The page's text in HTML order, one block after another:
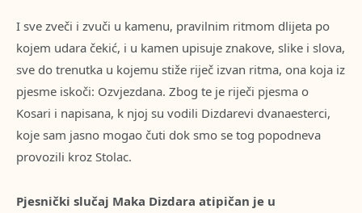
I sve zveči i zvuči u kamenu, pravilnim ritmom dlijeta po
kojem udara čekić, i u kamen upisuje znakove, slike i slova,
sve do trenutka u kojemu stiže riječ izvan ritma, ona koja iz
pjesme iskoči: Ozvjezdana. Zbog te je riječi pjesma o
Kosari i napisana, k njoj su vodili Dizdarevi dvanaesterci,
koje sam jasno mogao čuti dok smo se tog popodneva
provozili kroz Stolac.
Pjesnički slučaj Maka Dizdara atipičan je u